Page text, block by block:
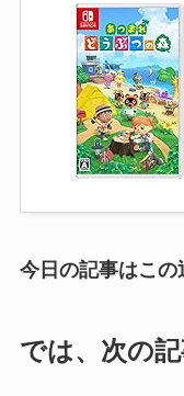
今日の記事はこの
では、次の記